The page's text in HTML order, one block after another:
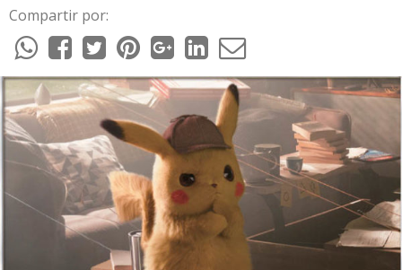
SOCIEDAD
CULTURIZANDO.COM
Compartir por: